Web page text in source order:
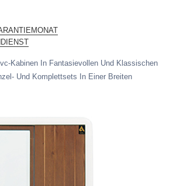
Kabinen In Fantasievollen Und Klassischen
Und Komplettsets In Einer Breiten